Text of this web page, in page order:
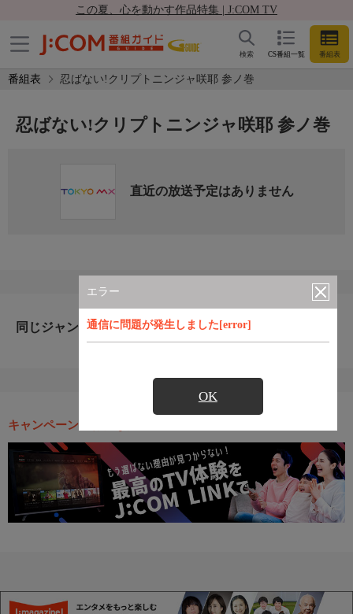
この夏、心を動かす作品特集 | J:COM TV
CS番組一覧 番組表
検索
番組表 忍ばない!クリプトニンジャ咲耶 参ノ巻
エラー
通信に問題が発生しました[error]
OK
忍ばない!クリプトニンジャ咲耶 参ノ巻
直近の放送予定はありません
同じジャンルのおすすめ番組
キャンペーン・お得な情報